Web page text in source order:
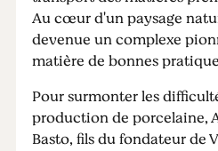
Au cœur d'un paysage
devenue un complexe
matière de bonnes
Pour surmonter les
production de porcelaine,
Basto, fils du fondateur de